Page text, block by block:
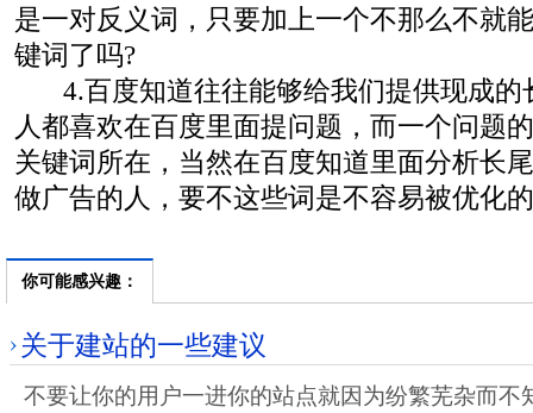
是一对反义词，只要加上一个不那么不就
键词了吗?
4.百度知道往往能够给我们提供现成的
人都喜欢在百度里面提问题，而一个问题
关键词所在，当然在百度知道里面分析长
做广告的人，要不这些词是不容易被优化
你可能感兴趣：
关于建站的一些建议
不要让你的用户一进你的站点就因为纷繁芜杂而不